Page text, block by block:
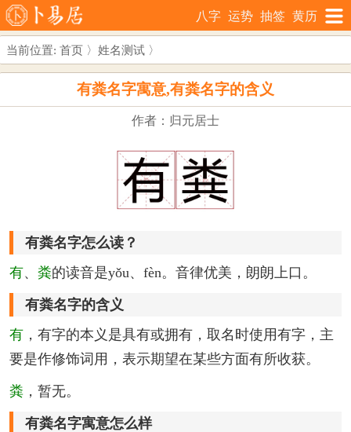
八字 运势 抽签 黄历
当前位置: 首页 〉 姓名测试 〉
有粪名字寓意,有粪名字的含义
作者：归元居士
有粪名字怎么读？
有、 粪的读音是yǒu、fèn。音律优美，朗朗上口。
有粪名字的含义
有 ，有字的本义是具有或拥有，取名时使用有字，主
要是作修饰词用，表示期望在某些方面有所收获。
粪 ，暂无。
有粪名字寓意怎么样